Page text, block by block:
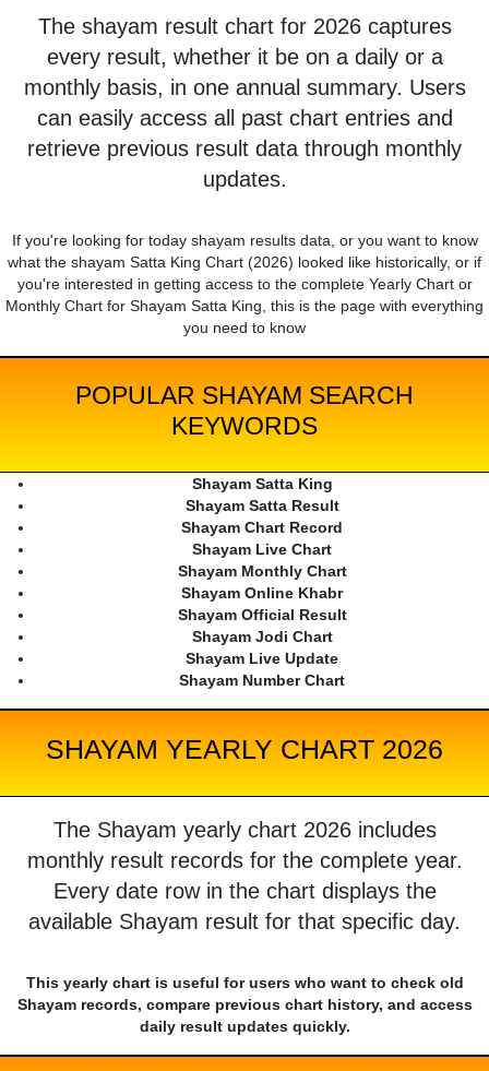
The shayam result chart for 2026 captures
every result, whether it be on a daily or a
monthly basis, in one annual summary. Users
can easily access all past chart entries and
retrieve previous result data through monthly
updates.
If you're looking for today shayam results data, or you want to know
what the shayam Satta King Chart (2026) looked like historically, or if
you're interested in getting access to the complete Yearly Chart or
Monthly Chart for Shayam Satta King, this is the page with everything
you need to know
POPULAR SHAYAM SEARCH
KEYWORDS
Shayam Satta King
Shayam Satta Result
Shayam Chart Record
Shayam Live Chart
Shayam Monthly Chart
Shayam Online Khabr
Shayam Official Result
Shayam Jodi Chart
Shayam Live Update
Shayam Number Chart
SHAYAM YEARLY CHART 2026
The Shayam yearly chart 2026 includes
monthly result records for the complete year.
Every date row in the chart displays the
available Shayam result for that specific day.
This yearly chart is useful for users who want to check old
Shayam records, compare previous chart history, and access
daily result updates quickly.